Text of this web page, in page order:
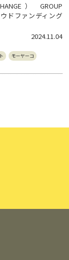
） GROUP
ウドファンディング
2024.11.04
モーヤーコ